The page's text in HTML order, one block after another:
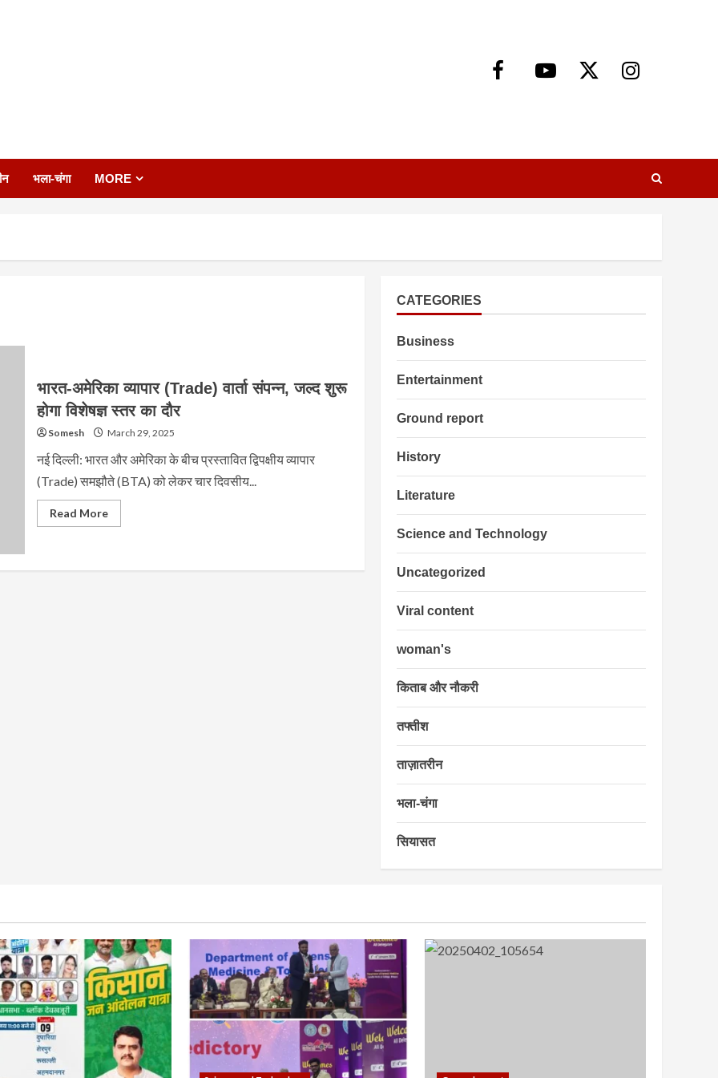
FacebookYoutubeX Instagram
भला-चंगा MORE
भारत-अमेरिका व्यापार (Trade) वार्ता संपन्न, जल्द शुरू
होगा विशेषज्ञ स्तर का दौर
Somesh March 29, 2025
नई दिल्ली: भारत और अमेरिका के बीच प्रस्तावित द्विपक्षीय व्यापार
(Trade) समझौते (BTA) को लेकर चार दिवसीय...
Read MoreRead
more
व्यापार
CATEGORIES
Business
Entertainment
Ground report
History
Literature
Science and Technology
Uncategorized
Viral content
woman's
किताब और नौकरी
तफ्तीश
ताज़ातरीन
भला-चंगा
सियासत